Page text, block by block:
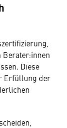
Berater:innen
Diese
Erfüllung der